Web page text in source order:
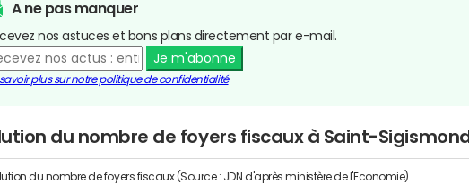
A ne pas manquer
nos astuces et bons plans directement par e-mail.
Je m'abonne
savoir plus sur notre politique de confidentialité
du nombre de foyers fiscaux à Saint-Sigismond
du nombre de foyers fiscaux (Source : JDN d'après ministère de l'Economie)